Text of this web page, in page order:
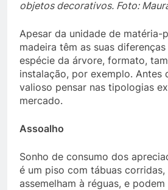
objetos decorativos. Foto:
Apesar da unidade de matéria-
madeira têm as suas
espécie da árvore, formato,
instalação, por exemplo. Antes
valioso pensar nas tipologias
mercado.
Assoalho
Sonho de consumo dos
é um piso com tábuas corridas,
assemelham à réguas, e